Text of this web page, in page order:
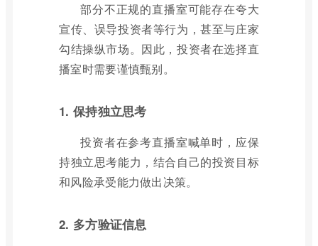
部分不正规的直播室可能存在夸大
宣传、误导投资者等行为，甚至与庄家
勾结操纵市场。因此，投资者在选择直
播室时需要谨慎甄别。
1. 保持独立思考
投资者在参考直播室喊单时，应保
持独立思考能力，结合自己的投资目标
和风险承受能力做出决策。
2. 多方验证信息